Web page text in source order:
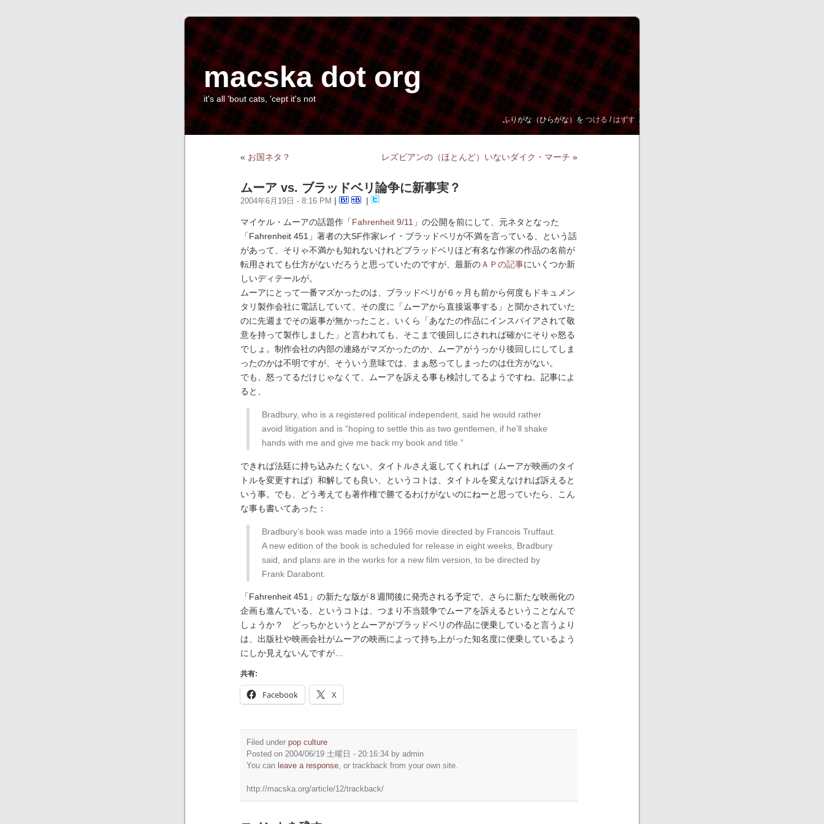
macska dot org
it's all 'bout cats, 'cept it's not
ふりがな（ひらがな）を つける/はずす
« お国ネタ？ レズビアンの（ほとんど）いないダイク・マーチ »
ムーア vs. ブラッドベリ論争に新事実？
2004年6月19日 - 8:16 PM
マイケル・ムーアの話題作「Fahrenheit 9/11 」の公開を前にして、元ネタとなった
「Fahrenheit 451」著者の大SF作家レイ・ブラッドベリが不満を言っている、という話
があって、そりゃ不満かも知れないけれどブラッドベリほど有名な作家の作品の名前が
転用されても仕方がないだろうと思っていたのですが、最新のＡＰの記事にいくつか新
しいディテールが。
ムーアにとって一番マズかったのは、ブラッドベリが６ヶ月も前から何度もドキュメン
タリ製作会社に電話していて、その度に「ムーアから直接返事する」と聞かされていた
のに先週までその返事が無かったこと。いくら「あなたの作品にインスパイアされて敬
意を持って製作しました」と言われても、そこまで後回しにされれば確かにそりゃ怒る
でしょ。制作会社の内部の連絡がマズかったのか、ムーアがうっかり後回しにしてしま
ったのかは不明ですが、そういう意味では、まぁ怒ってしまったのは仕方がない。
でも、怒ってるだけじゃなくて、ムーアを訴える事も検討してるようですね。記事によ
ると、
Bradbury, who is a registered political independent, said he would rather
avoid litigation and is “hoping to settle this as two gentlemen, if he’ll shake
hands with me and give me back my book and title.”
できれば法廷に持ち込みたくない、タイトルさえ返してくれれば（ムーアが映画のタイ
トルを変更すれば）和解しても良い、というコトは、タイトルを変えなければ訴えると
いう事。でも、どう考えても著作権で勝てるわけがないのにねーと思っていたら、こん
な事も書いてあった：
Bradbury’s book was made into a 1966 movie directed by Francois Truffaut.
A new edition of the book is scheduled for release in eight weeks, Bradbury
said, and plans are in the works for a new film version, to be directed by
Frank Darabont.
「Fahrenheit 451」の新たな版が８週間後に発売される予定で、さらに新たな映画化の
企画も進んでいる、というコトは、つまり不当競争でムーアを訴えるということなんで
しょうか？ どっちかというとムーアがブラッドベリの作品に便乗していると言うより
は、出版社や映画会社がムーアの映画によって持ち上がった知名度に便乗しているよう
にしか見えないんですが…
共有:
Facebook X
Filed under pop culture
Posted on 2004/06/19 土曜日 - 20:16:34 by admin
You can leave a response , or trackback from your own site.
http://macska.org/article/12/trackback/